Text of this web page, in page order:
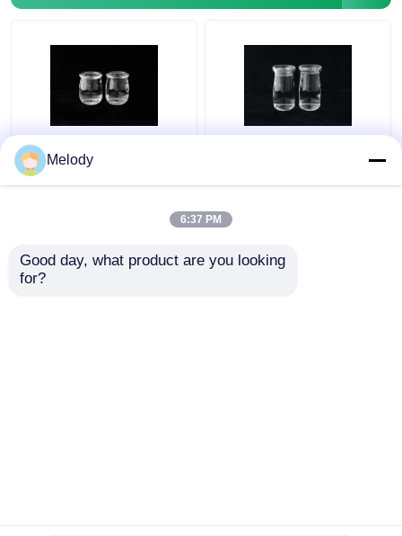
Botol Minuman Kaca
Frosting Personalisasi
dengan PP Cap
Melody
6:37 PM
Good day, what product are you looking
for?